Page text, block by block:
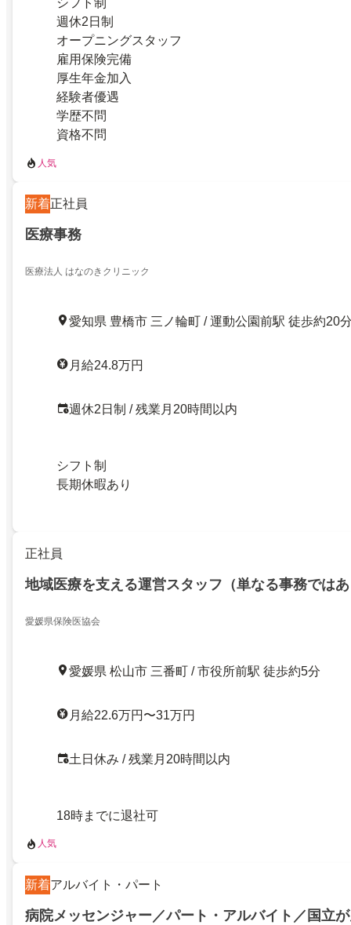
シフト制
週休2日制
オープニングスタッフ
雇用保険完備
厚生年金加入
経験者優遇
学歴不問
資格不問
人気
新着正社員
医療事務
医療法人 はなのきクリニック
愛知県 豊橋市 三ノ輪町 / 運動公園前駅 徒歩約20
月給24.8万円
週休2日制 / 残業月20時間以内
シフト制
長期休暇あり
正社員
地域医療を支える運営スタッフ（単なる事務では
愛媛県保険医協会
愛媛県 松山市 三番町 / 市役所前駅 徒歩約5分
月給22.6万円〜31万円
土日休み / 残業月20時間以内
18時までに退社可
人気
新着アルバイト・パート
病院メッセンジャー／パート・アルバイト／国立